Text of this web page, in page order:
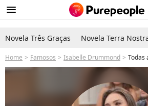
menu
Novela Três Graças Novela Terra
Home Famosos Isabelle Drummond Todas